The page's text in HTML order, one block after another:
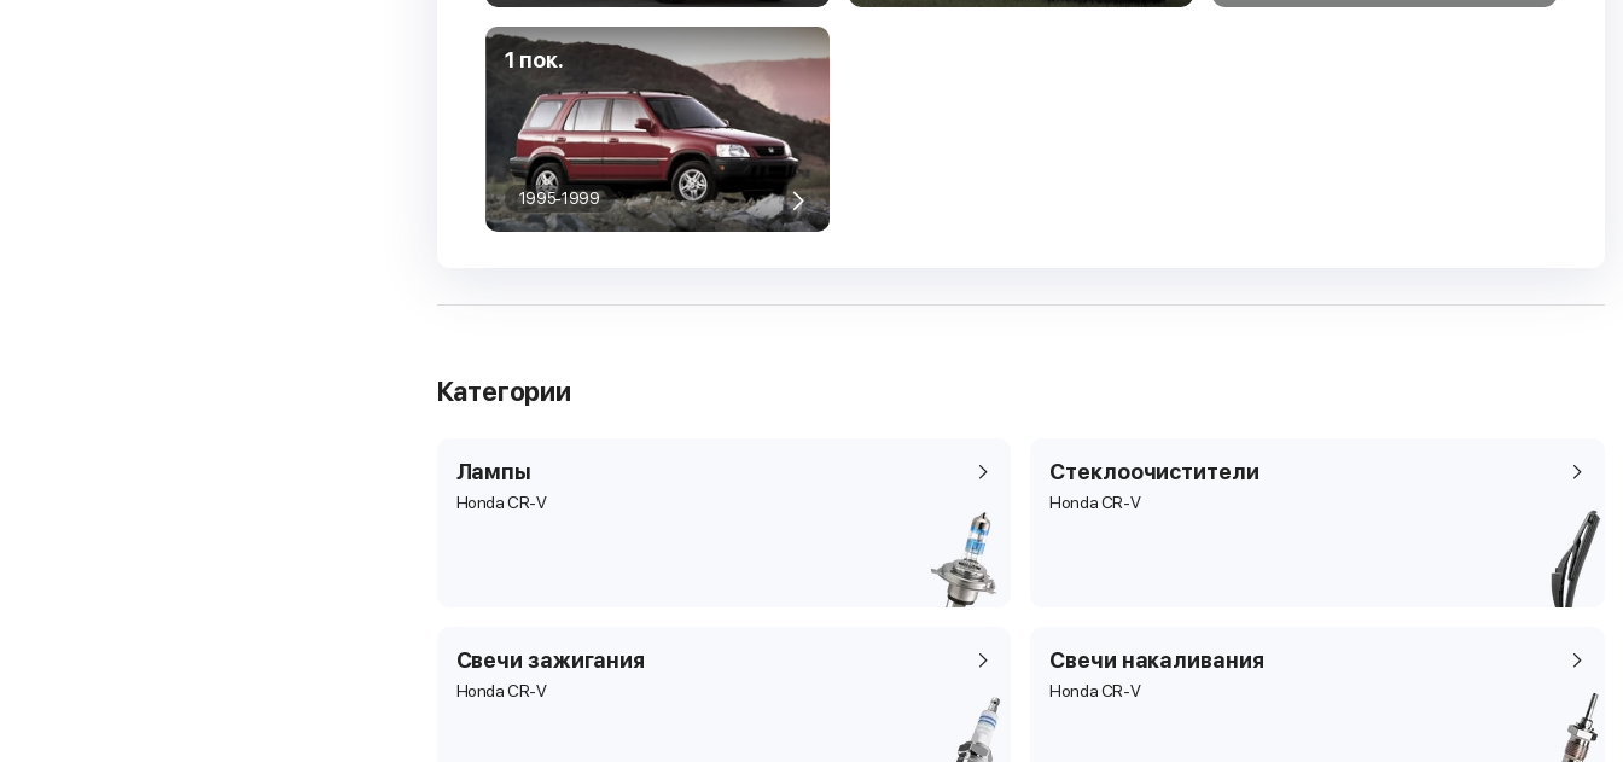
1 пок.
1995-1999
Категории
Лампы
Honda CR-V
Стеклоочистители
Honda CR-V
Свечи зажигания
Honda CR-V
Свечи накаливания
Honda CR-V